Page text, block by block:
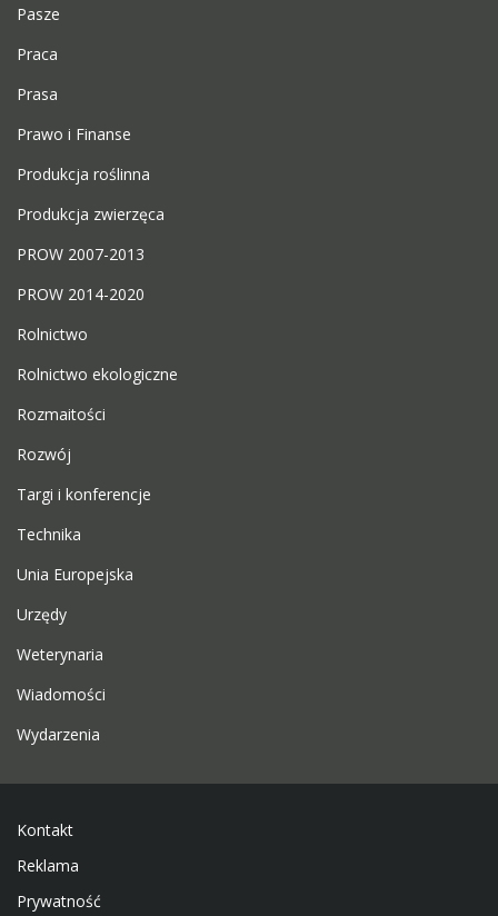
Pasze
Praca
Prasa
Prawo i Finanse
Produkcja roślinna
Produkcja zwierzęca
PROW 2007-2013
PROW 2014-2020
Rolnictwo
Rolnictwo ekologiczne
Rozmaitości
Rozwój
Targi i konferencje
Technika
Unia Europejska
Urzędy
Weterynaria
Wiadomości
Wydarzenia
Kontakt
Reklama
Prywatność